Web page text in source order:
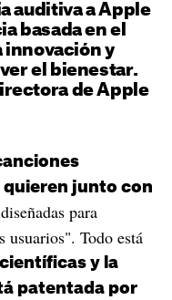
auditiva a Apple
basada en el
innovación y
el bienestar.
de Apple
quieren junto con
para
usuarios". Todo está
y la
patentada por